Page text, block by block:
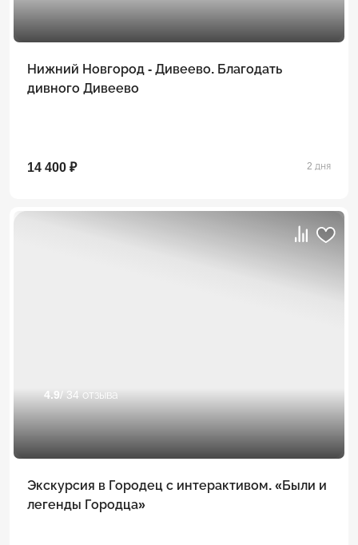
Нижний Новгород - Дивеево. Благодать
дивного Дивеево
14 400 ₽ 2 дня
4.9 / 34 отзыва
Экскурсия в Городец с интерактивом. «Были и
легенды Городца»